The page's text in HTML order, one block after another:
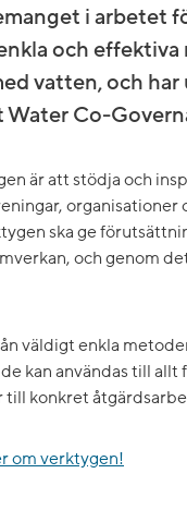
i arbetet
och
vatten, och
Co-
är att stödja och
organisationer
ska ge
och genom
väldigt enkla
kan användas till allt
till konkret
om verktygen!